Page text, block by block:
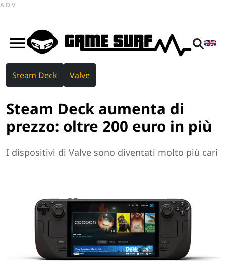
ADV
Steam Deck Valve
Steam Deck aumenta di
prezzo: oltre 200 euro in più
I dispositivi di Valve sono diventati molto più cari